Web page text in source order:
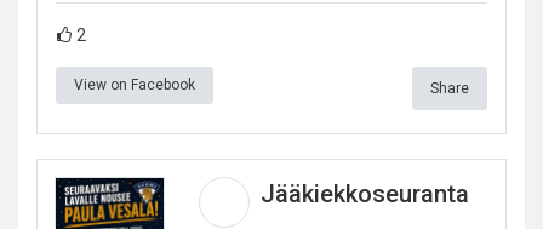
2
View on Facebook Share
Jääkiekkoseuranta